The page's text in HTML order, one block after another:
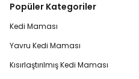
Popüler Kategoriler
Kedi Maması
Yavru Kedi Maması
Kısırlaştırılmış Kedi Maması